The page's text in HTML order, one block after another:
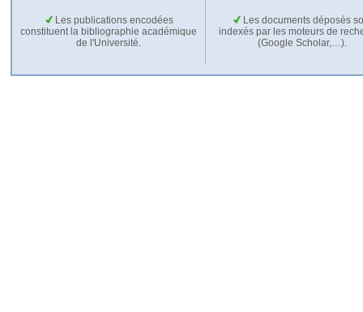
Les publications encodées
constituent la bibliographie académique
de l'Université.
Les documents déposés
indexés par les moteurs de
(Google Scholar,…).